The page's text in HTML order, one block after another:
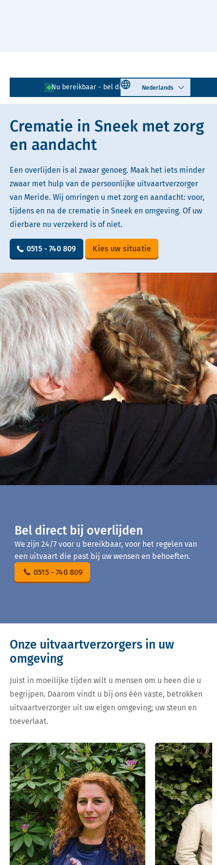
Nu bereikbaar - bel direct! 0515 - 740 809
Select language
Lees voor Uitleg woorden
Simpele tekst
Crematie in Sneek met zorg
en aandacht
Een overlijden is al zwaar genoeg. Maak het iets minder
zwaar met hulp van de persoonlijke uitvaartverzorger
van Meride. Wij omringen u met zorg en aandacht: voor,
tijdens en na de crematie in Sneek en omgeving. Of uw
dierbare nu verzekerd is of niet.
0515 - 740 809 Kies uw situatie
Bel direct bij overlijden
We zijn 24/7 voor u bereikbaar, voor het regelen van
een uitvaart die past bij uw wensen en behoeften.
0515 - 740 809
Onze uitvaartverzorgers in uw
omgeving
Juist in moeilijke tijden wilt u mensen om u heen die u
begrijpen. Daarom vindt u bij ons één vaste, betrokken
uitvaartverzorger uit uw eigen omgeving; uw steun en
toeverlaat.